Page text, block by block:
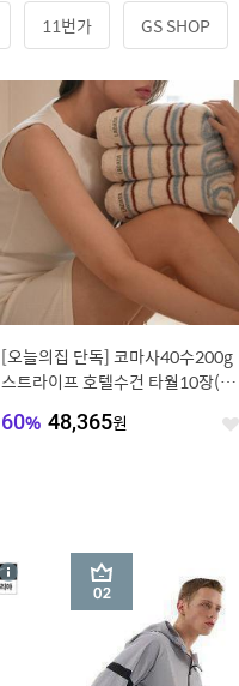
11번가 GS SHOP
[오늘의집 단독] 코마사40수200g
스트라이프 호텔수건 타월10장(선
60% 48,365원 좋
상
세
2